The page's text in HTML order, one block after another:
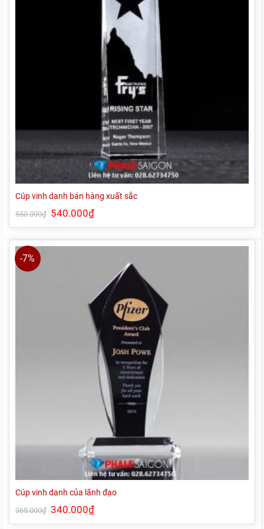
Cúp vinh danh bán hàng xuất sắc
550.000₫ Giá
gốc
là:
540.000₫Giá
hiện
tại
540.000₫.
-7%
Cúp vinh danh của lãnh đạo
365.000₫ Giá
gốc
là:
340.000₫Giá
hiện
tại